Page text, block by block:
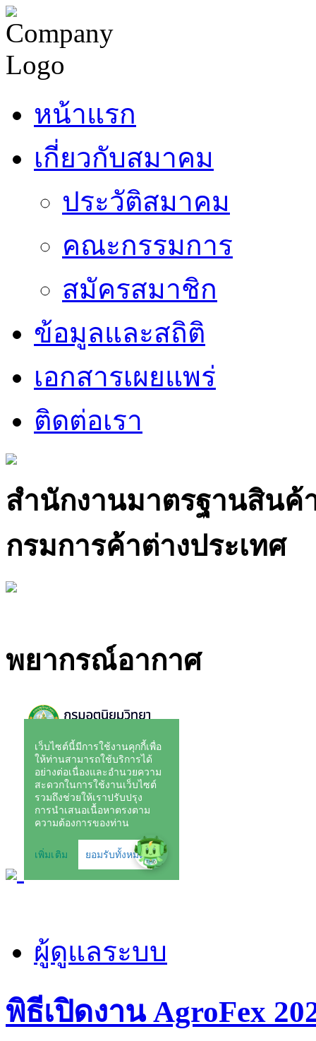
หน้าแรก
เกี่ยวกับสมาคม
ประวัติสมาคม
คณะกรรมการ
สมัครสมาชิก
ข้อมูลและสถิติ
เอกสารเผยแพร่
ติดต่อเรา
สำนักงานมาตรฐานสินค้
กรมการค้าต่างประเทศ
พยากรณ์อากาศ
ผู้ดูแลระบบ
พิธีเปิดงาน AgroFex